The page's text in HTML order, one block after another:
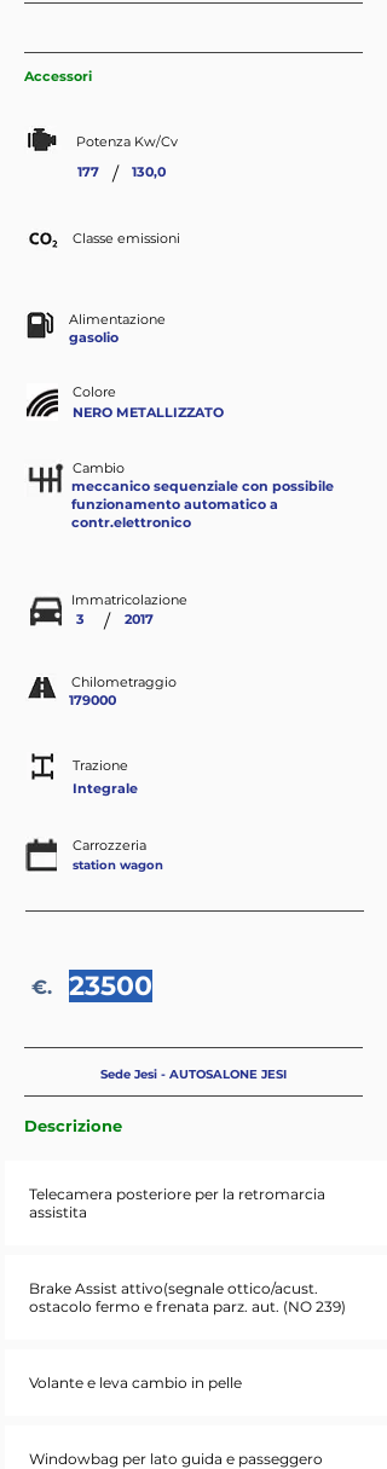
Accessori
Potenza Kw/Cv
177
/ 130,0
Classe emissioni
Alimentazione
gasolio
Colore
NERO METALLIZZATO
Cambio
meccanico sequenziale con possibile
funzionamento automatico a
contr.elettronico
Immatricolazione
2017
3 /
Chilometraggio
179000
Trazione
Integrale
Carrozzeria
station wagon
€. 23500
Sede Jesi - AUTOSALONE JESI
Descrizione
Telecamera posteriore per la retromarcia
assistita
Brake Assist attivo(segnale ottico/acust.
ostacolo fermo e frenata parz. aut. (NO 239)
Volante e leva cambio in pelle
Windowbag per lato guida e passeggero